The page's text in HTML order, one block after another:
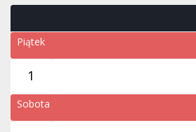
Piątek
1
Sobota